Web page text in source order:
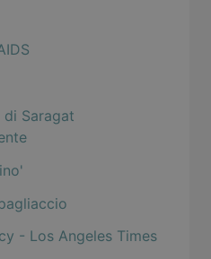
Saragat
- Los Angeles Times